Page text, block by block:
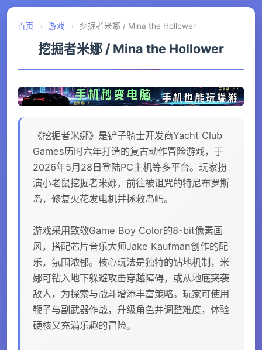
首页 › 游戏 › 挖掘者米娜 / Mina the Hollower
挖掘者米娜 / Mina the Hollower
《挖掘者米娜》是铲子骑士开发商Yacht Club
Games历时六年打造的复古动作冒险游戏，于
2026年5月28日登陆PC主机等多平台。玩家扮
演小老鼠挖掘者米娜，前往被诅咒的特尼布罗斯
岛，修复火花发电机并拯救岛屿。
游戏采用致敬Game Boy Color的8-bit像素画
风，搭配芯片音乐大师Jake Kaufman创作的配
乐，氛围浓郁。核心玩法是独特的钻地机制，米
娜可钻入地下躲避攻击穿越障碍，或从地底突袭
敌人，为探索与战斗增添丰富策略。玩家可使用
鞭子与副武器作战，升级角色并调整难度，体验
硬核又充满乐趣的冒险。